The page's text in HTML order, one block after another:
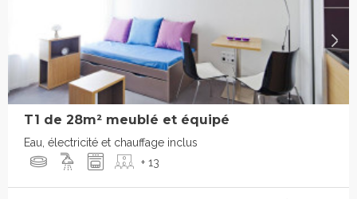
T1 de 28m² meublé et équipé
Eau, électricité et chauffage inclus
+ 13